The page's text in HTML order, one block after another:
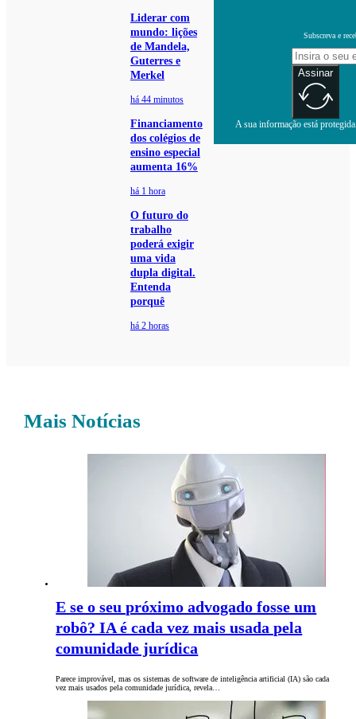
Liderar com
mundo: lições
de Mandela,
Guterres e
Merkel
há 44 minutos
Financiamento
dos colégios de
ensino especial
aumenta 16%
há 1 hora
O futuro do
trabalho
poderá exigir
uma vida
dupla digital.
Entenda
porquê
há 2 horas
Subscreva e
Assinar
A sua informação está
Mais Notícias
E se o seu próximo advogado fosse um
robô? IA é cada vez mais usada pela
comunidade jurídica
Parece improvável, mas os sistemas de software de inteligência artificial (IA) são cada
vez mais usados ​​pela comunidade jurídica, revela…